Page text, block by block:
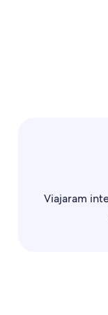
Viajaram